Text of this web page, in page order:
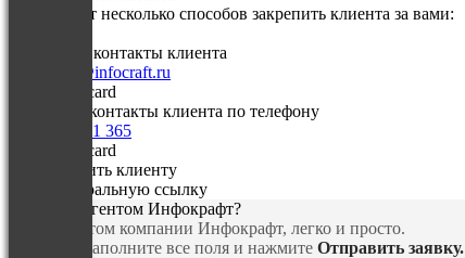
Существует несколько способов закрепить клиента за вами:
Отправить контакты клиента
partner@infocraft.ru
Сообщить контакты клиента по телефону
+7 800 200 1 365
Предоставить клиенту
вашу реферальную ссылку
Как стать агентом Инфокрафт?
Стать агентом компании Инфокрафт, легко и просто.
Для этого заполните все поля и нажмите Отправить заявку.